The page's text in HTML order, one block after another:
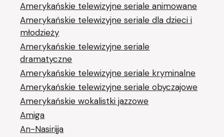
Amerykańskie telewizyjne seriale animowane
Amerykańskie telewizyjne seriale dla dzieci i
młodzieży
Amerykańskie telewizyjne seriale
dramatyczne
Amerykańskie telewizyjne seriale kryminalne
Amerykańskie telewizyjne seriale obyczajowe
Amerykańskie wokalistki jazzowe
Amiga
An-Nasirijja